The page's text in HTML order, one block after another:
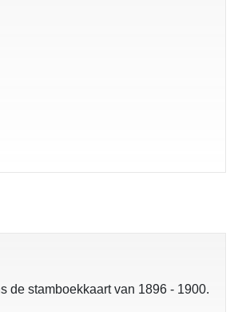
de stamboekkaart van 1896 - 1900.